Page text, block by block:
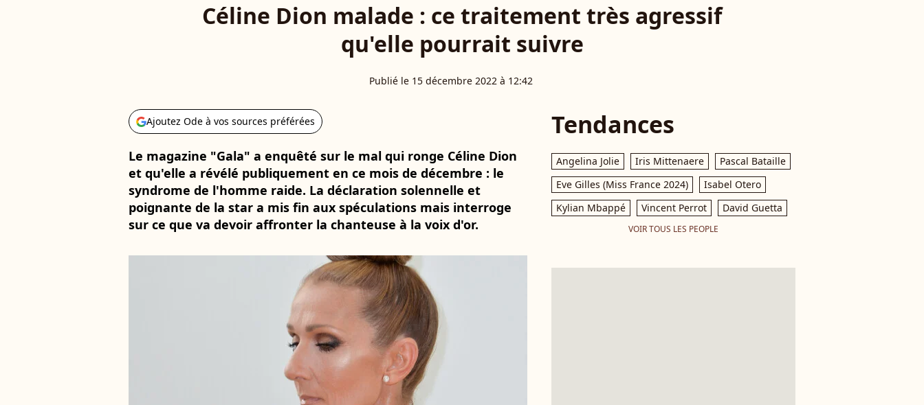
Céline Dion malade : ce traitement très agressif
qu'elle pourrait suivre
Publié le 15 décembre 2022 à 12:42
Ajoutez Ode à vos sources préférées
Le magazine "Gala" a enquêté sur le mal qui ronge Céline Dion
et qu'elle a révélé publiquement en ce mois de décembre : le
syndrome de l'homme raide. La déclaration solennelle et
poignante de la star a mis fin aux spéculations mais interroge
sur ce que va devoir affronter la chanteuse à la voix d'or.
Tendances
Angelina Jolie Iris Mittenaere
Pascal Bataille
Eve Gilles (Miss France 2024)
Isabel Otero
Kylian Mbappé
Vincent Perrot David Guetta
VOIR TOUS LES PEOPLE